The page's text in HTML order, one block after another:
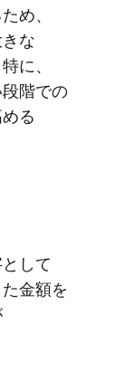
め、​
な​
に、​
階での​
る​
して​
金額を​